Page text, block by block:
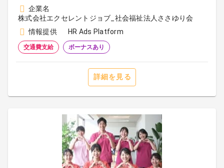
企業名
株式会社エクセレントジョブ_社会福祉法人ささゆり会
情報提供
HR Ads Platform
交通費支給 ボーナスあり
詳細を見る